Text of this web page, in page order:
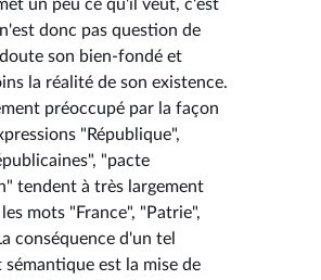
un peu ce qu'il veut, c'est
donc pas question de
son bien-fondé et
la réalité de son existence.
préoccupé par la façon
"République",
"pacte
tendent à très largement
mots "France", "Patrie",
conséquence d'un tel
sémantique est la mise de